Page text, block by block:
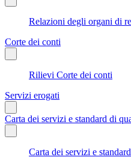
Relazioni degli organi di
Corte dei conti
Rilievi Corte dei conti
Servizi erogati
Carta dei servizi e standard di
Carta dei servizi e